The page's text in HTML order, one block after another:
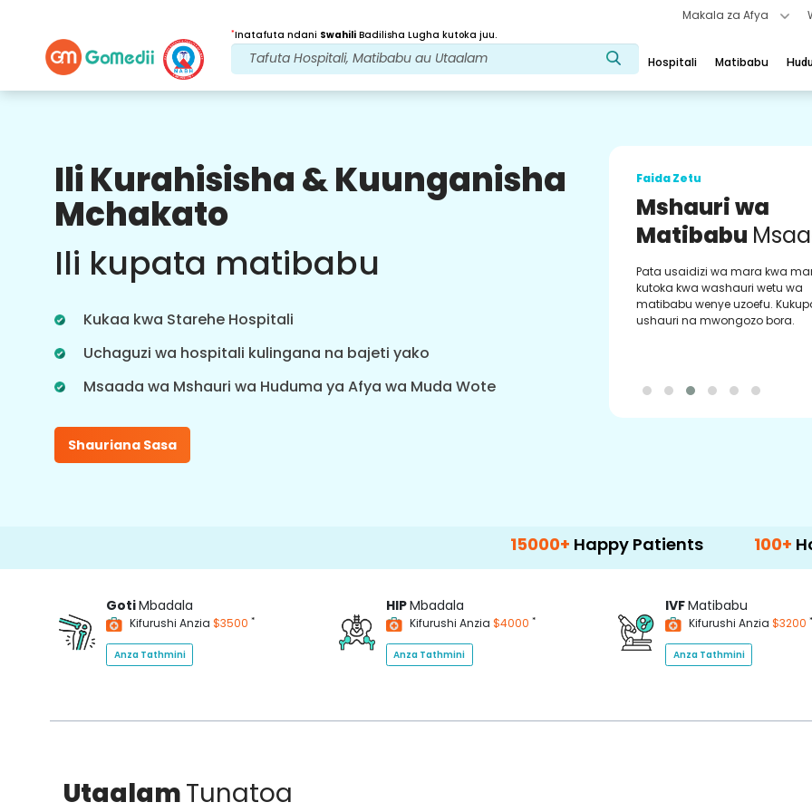
Makala za Afya
*Inatafuta ndani Swahili Badilisha Lugha kutoka juu.
Hospitali Matibabu
Ili Kurahisisha & Kuunganisha
Mchakato
Ili kupata matibabu
Kukaa kwa Starehe Hospitali
Uchaguzi wa hospitali kulingana na bajeti yako
Msaada wa Mshauri wa Huduma ya Afya wa Muda Wote
Shauriana Sasa
Faida Zetu
Baada ya
Matibabu ufuatiliaji
wa huduma
mgonjwa wa 24x7 na timu yetu
inayoshughulikia masuala yako kila
wakati. Taarifa za mara kwa mara
kuhusu mahitaji yako ya matibabu.
Faida Zetu
Mshauri wa
Matibabu
Pata usaidizi wa mara kwa
kutoka kwa washauri wetu wa
matibabu wenye uzoefu.
ushauri na mwongozo bora.
Happy Patients 100+ Hospitals
GotiMbadala
Kifurushi Anzia $3500 *
Anza Tathmini
HIPMbadala
Kifurushi Anzia $4000 *
Anza Tathmini
IVFMatibabu
Kifurushi Anzia $3200 *
Anza Tathmini
UtaalamTunatoa